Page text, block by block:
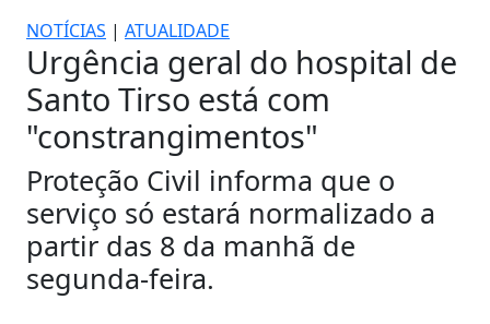
NOTÍCIAS | ATUALIDADE
Urgência geral do hospital de
Santo Tirso está com
"constrangimentos"
Proteção Civil informa que o
serviço só estará normalizado a
partir das 8 da manhã de
segunda-feira.